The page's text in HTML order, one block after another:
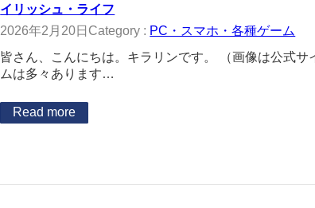
イリッシュ・ライフ
2026年2月20日 Category : PC・スマホ・各種ゲーム
皆さん、こんにちは。キラリンです。 （画像は公式
ムは多々あります…
Read more